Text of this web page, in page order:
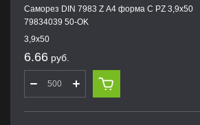
Саморез DIN 7983 Z А4 форма С PZ 3,9х50
79834039 50-OK
3,9х50
6.66 руб.